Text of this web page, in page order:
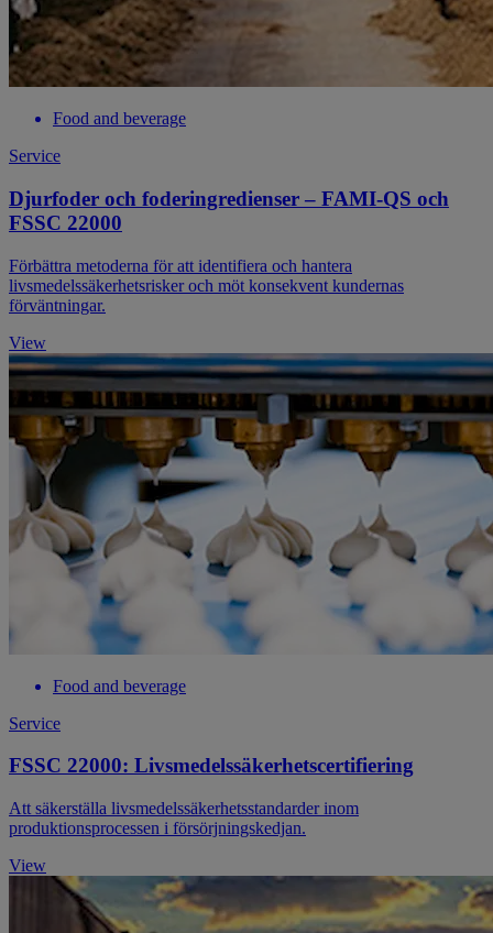
Food and beverage
Service
Djurfoder och foderingredienser – FAMI-QS och
FSSC 22000
Förbättra metoderna för att identifiera och hantera
livsmedelssäkerhetsrisker och möt konsekvent kundernas
förväntningar.
View
Food and beverage
Service
FSSC 22000: Livsmedelssäkerhetscertifiering
Att säkerställa livsmedelssäkerhetsstandarder inom
produktionsprocessen i försörjningskedjan.
View